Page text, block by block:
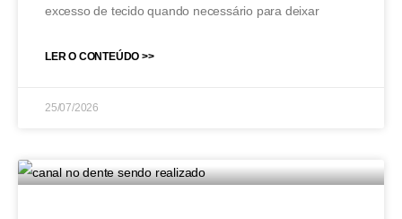
excesso de tecido quando necessário para deixar
LER O CONTEÚDO >>
25/07/2026